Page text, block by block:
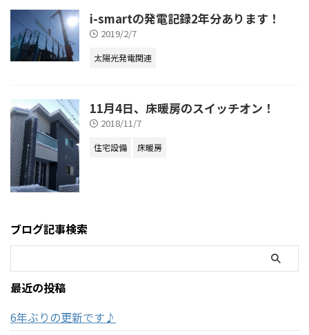
i-smartの発電記録2年分あります！
2019/2/7
太陽光発電関連
11月4日、床暖房のスイッチオン！
2018/11/7
住宅設備 床暖房
ブログ記事検索
最近の投稿
6年ぶりの更新です♪